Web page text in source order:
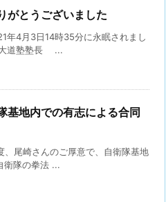
がとうございました
年4月3日14時35分に永眠されまし
道塾塾長 ...
基地内での有志による合同
、尾崎さんのご厚意で、自衛隊基地
衛隊の拳法 ...